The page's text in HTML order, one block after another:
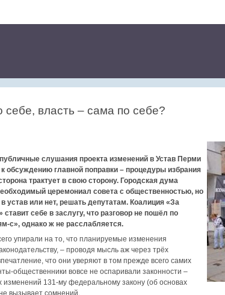
власть – сама по себе?
слушания проекта изменений в Устав Перми
обсуждению главной поправки – процедуры избрания
трактует в свою сторону. Городская дума
церемониал совета с общественностью, но
устав или нет, решать депутатам. Коалиция «За
себе в заслугу, что разговор не пошёл по
с», однако ж не расслабляется.
упирали на то, что планируемые изменения
– проводя мысль аж через трёх
что они уверяют в том прежде всего самих
общественники вовсе не оспаривали законности –
изменений 131-му федеральному закону (об основах
вызывает сомнений.